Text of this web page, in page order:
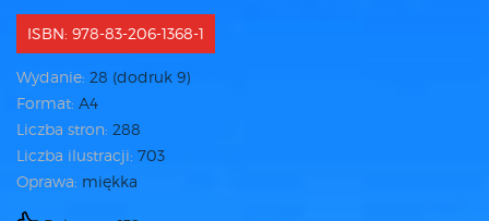
ISBN: 978-83-206-1368-1
Wydanie: 28 (dodruk 9)
Format: A4
Liczba stron: 288
Liczba ilustracji: 703
Oprawa: miękka